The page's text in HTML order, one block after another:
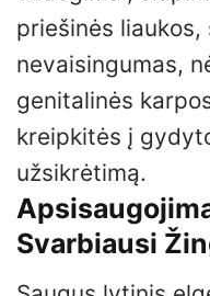
priešinės
nevaisingumas,
genitalinės
kreipkitės į
užsikrėtimą.
Svarbiausi